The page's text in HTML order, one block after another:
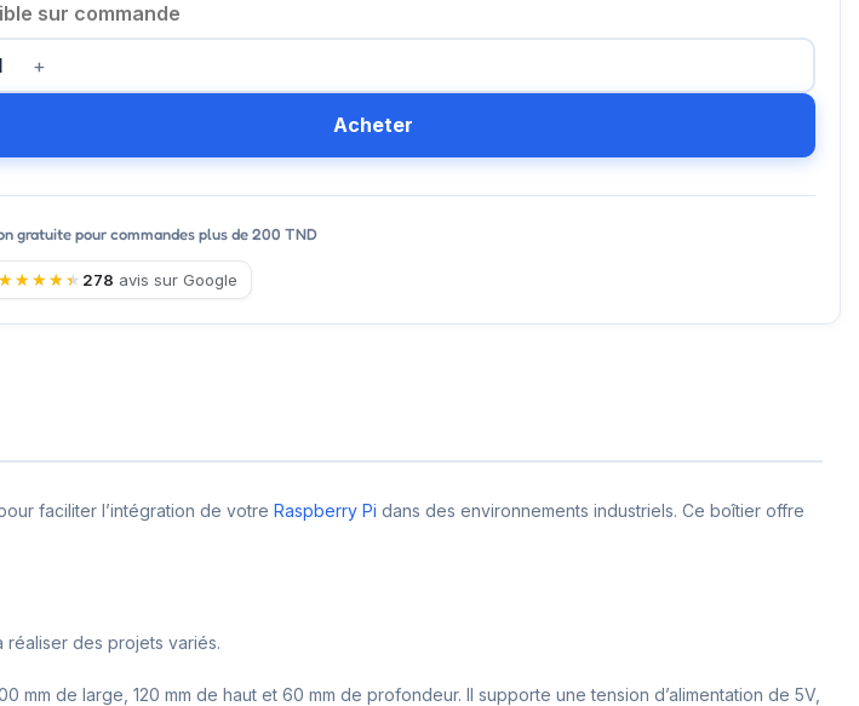
sur commande
Acheter
gratuite pour commandes plus de 200 TND
278 avis sur Google
faciliter l’intégration de votre Raspberry Pi dans des environnements industriels. Ce boîtier offre
réaliser des projets variés.
mm de large, 120 mm de haut et 60 mm de profondeur. Il supporte une tension d’alimentation de 5V,